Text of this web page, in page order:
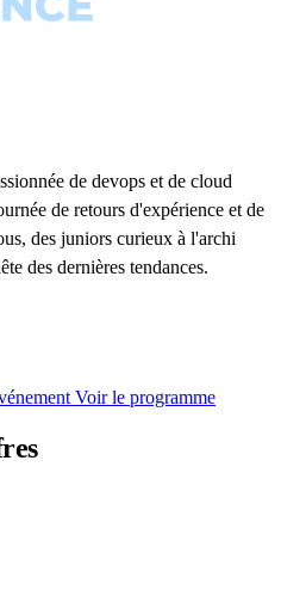
de devops et de cloud
de retours d'expérience et de
des juniors curieux à l'archi
des dernières tendances.
Voir le programme